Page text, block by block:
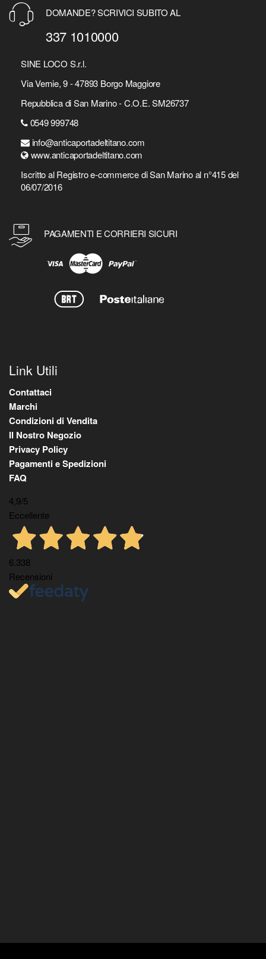
DOMANDE? SCRIVICI SUBITO AL
337 1010000
SINE LOCO S.r.l.
Via Vernie, 9 - 47893 Borgo Maggiore
Repubblica di San Marino - C.O.E. SM26737
0549 999748
info@anticaportadeltitano.com
www.anticaportadeltitano.com
Iscritto al Registro e-commerce di San Marino al n°415 del
06/07/2016
PAGAMENTI E CORRIERI SICURI
Link Utili
Contattaci
Marchi
Condizioni di Vendita
Il Nostro Negozio
Privacy Policy
Pagamenti e Spedizioni
FAQ
4,9/5
Eccellente
6.338
Recensioni